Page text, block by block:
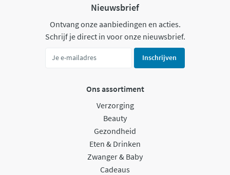
Nieuwsbrief
Ontvang onze aanbiedingen en acties.
Schrijf je direct in voor onze nieuwsbrief.
Inschrijven
Ons assortiment
Verzorging
Beauty
Gezondheid
Eten & Drinken
Zwanger & Baby
Cadeaus